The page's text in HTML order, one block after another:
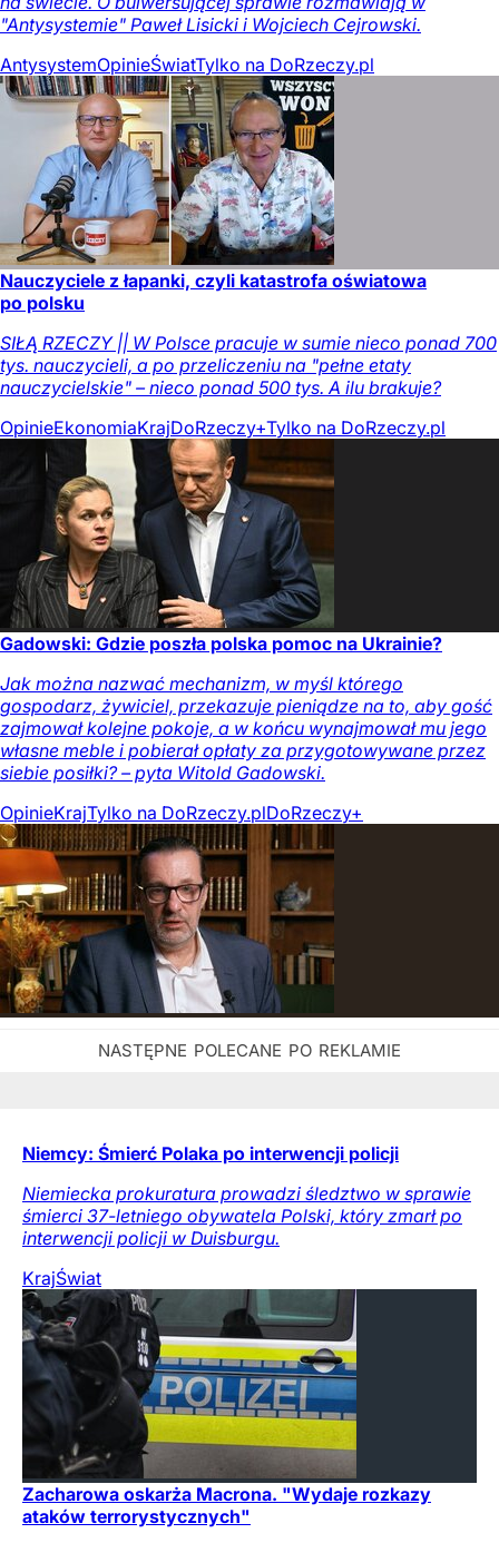
"Antysystemie" Paweł Lisicki i Wojciech Cejrowski.
AntysystemOpinieŚwiatTylko na DoRzeczy.pl
Nauczyciele z łapanki, czyli katastrofa oświatowa
po polsku
SIŁĄ RZECZY || W Polsce pracuje w sumie nieco ponad 700
tys. nauczycieli, a po przeliczeniu na "pełne etaty
nauczycielskie" – nieco ponad 500 tys. A ilu brakuje?
OpinieEkonomiaKrajDoRzeczy+Tylko na DoRzeczy.pl
Gadowski: Gdzie poszła polska pomoc na Ukrainie?
Jak można nazwać mechanizm, w myśl którego
gospodarz, żywiciel, przekazuje pieniądze na to, aby gość
zajmował kolejne pokoje, a w końcu wynajmował mu jego
własne meble i pobierał opłaty za przygotowywane przez
siebie posiłki? – pyta Witold Gadowski.
OpinieKrajTylko na DoRzeczy.plDoRzeczy+
Niemcy: Śmierć Polaka po interwencji policji
Niemiecka prokuratura prowadzi śledztwo w sprawie
śmierci 37-letniego obywatela Polski, który zmarł po
interwencji policji w Duisburgu.
KrajŚwiat
Zacharowa oskarża Macrona. "Wydaje rozkazy
ataków terrorystycznych"